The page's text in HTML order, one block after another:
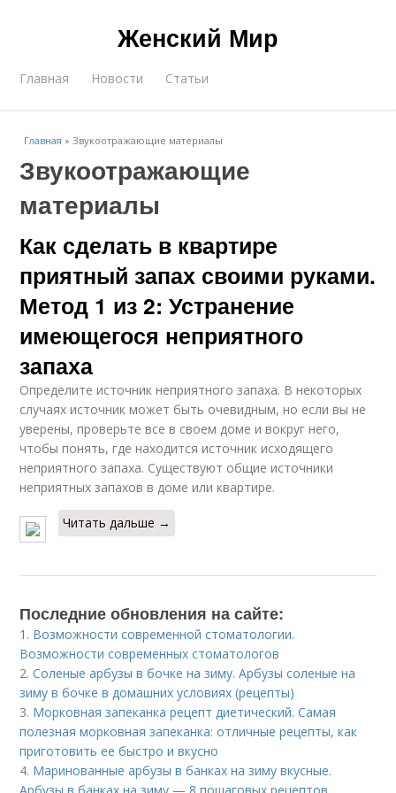
Женский Мир
Главная Новости Статьи
Главная »Звукоотражающие материалы
Звукоотражающие
материалы
Как сделать в квартире
приятный запах своими руками.
Метод 1 из 2: Устранение
имеющегося неприятного
запаха
Определите источник неприятного запаха. В некоторых
случаях источник может быть очевидным, но если вы не
уверены, проверьте все в своем доме и вокруг него,
чтобы понять, где находится источник исходящего
неприятного запаха. Существуют общие источники
неприятных запахов в доме или квартире.
Читать дальше →
Последние обновления на сайте:
1. Возможности современной стоматологии.
Возможности современных стоматологов
2.Соленые арбузы в бочке на зиму. Арбузы соленые на
зиму в бочке в домашних условиях (рецепты)
3. Морковная запеканка рецепт диетический. Самая
полезная морковная запеканка: отличные рецепты, как
приготовить ее быстро и вкусно
4. Маринованные арбузы в банках на зиму вкусные.